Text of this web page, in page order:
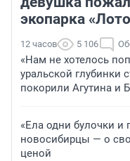
экопарка
12 часов 5 106
«Нам не хотелось
уральской глубинки
покорили Агутина и
«Ела одни булочки
новосибирцы — о
ценой